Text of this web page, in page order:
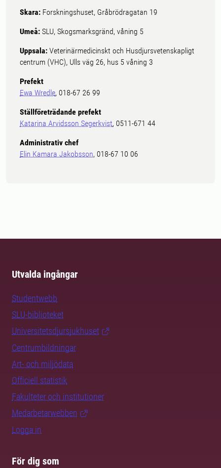
Skara: Forskningshuset, Gråbrödragatan 19
Umeå: SLU, Skogsmarksgränd, våning 5
Uppsala: Veterinärmedicinskt och Husdjursvetenskapligt
centrum (VHC), Ulls väg 26, hus 5 våning 3
Prefekt
Ewa Wredle, 018-67 26 99
Ställföreträdande prefekt
Katarina Arvidsson Segerkvist, 0511-671 44
Administrativ chef
Elin Kamara Jakobsson, 018-67 10 06
Utvalda ingångar
Studentwebb
SLU-biblioteket
Universitetsdjursjukhuset
Centrumbildningar
Art- och miljödata
Officiell statistik
Fakulteter och institutioner
Medarbetarwebben
Logga in
För dig som